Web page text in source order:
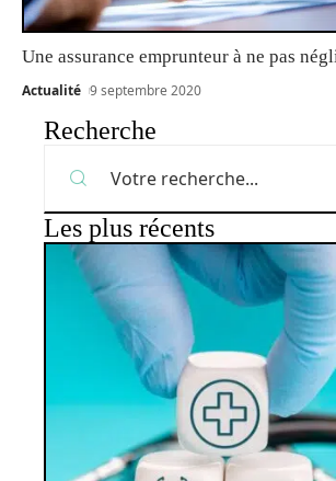
Une assurance emprunteur à ne pas
Actualité 9 septembre 2020
Recherche
Les plus récents